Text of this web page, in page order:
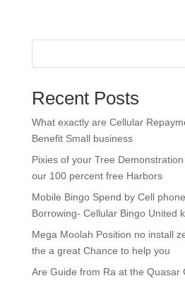
Recent Posts
What exactly are Cellular
Benefit Small business
Pixies of your Tree
our 100 percent free Harbors
Mobile Bingo Spend by Cell
Borrowing- Cellular Bingo United
Mega Moolah Position no install
the a great Chance to help you
Are Guide from Ra at the Quasar